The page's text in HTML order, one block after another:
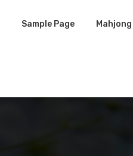
Sample Page Mahjong